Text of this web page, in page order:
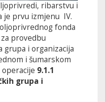
ribarstvu i
je prvu izmjenu IV.
fonda
provedbu
grupa i organizacija
i šumarskom
9.1.1
grupa i